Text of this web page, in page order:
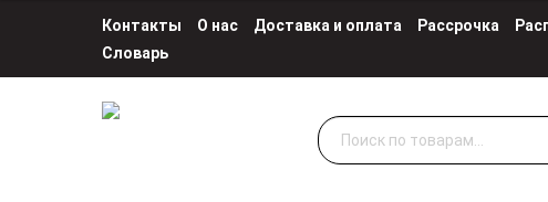
Контакты О нас Доставка и оплата Рассрочка
Словарь
Искать: